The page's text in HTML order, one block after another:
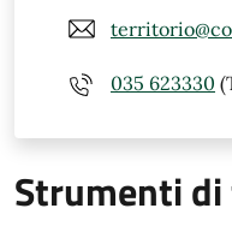
035 623330
Strumenti